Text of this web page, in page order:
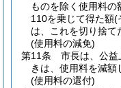
ものを除く使用料
110を乗じて得た額(
は、これを切り捨て
(使用料の減免)
第11条
市長は、公益
きは、使用料を減額
(使用料の還付)